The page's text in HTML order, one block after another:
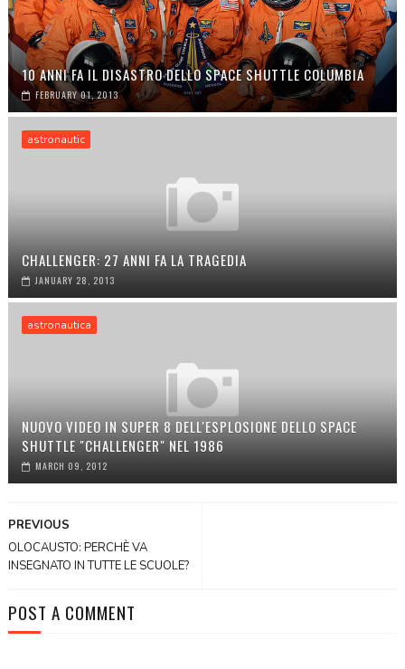
10 ANNI FA IL DISASTRO DELLO SPACE SHUTTLE COLUMBIA
FEBRUARY 01, 2013
astronautic
CHALLENGER: 27 ANNI FA LA TRAGEDIA
JANUARY 28, 2013
astronautica
NUOVO VIDEO IN SUPER 8 DELL'ESPLOSIONE DELLO SPACE
SHUTTLE "CHALLENGER" NEL 1986
MARCH 09, 2012
PREVIOUS
OLOCAUSTO: PERCHÈ VA
INSEGNATO IN TUTTE LE SCUOLE?
POST A COMMENT